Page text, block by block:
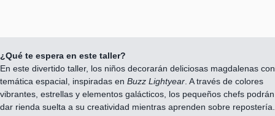
¿Qué te espera en este taller?
En este divertido taller, los niños decorarán deliciosas magdalenas con
temática espacial, inspiradas en Buzz Lightyear. A través de colores
vibrantes, estrellas y elementos galácticos, los pequeños chefs podrán
dar rienda suelta a su creatividad mientras aprenden sobre repostería.